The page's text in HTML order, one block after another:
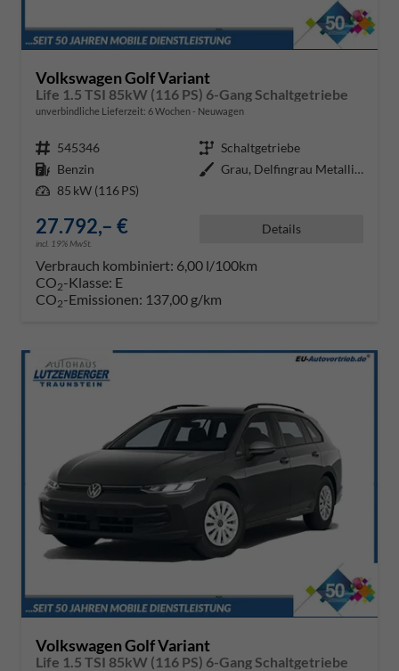
Volkswagen Golf Variant
Life 1.5 TSI 85kW (116 PS) 6-Gang Schaltgetriebe
unverbindliche Lieferzeit: 6 Wochen Neuwagen
Fahrzeugnr. 545346 Getriebe Schaltgetriebe
Kraftstoff Benzin Außenfarbe
Grau, Delfingrau Metallic (B0)
Leistung 85 kW (116 PS)
27.792,– €
incl. 19% MwSt.
Details
Verbrauch kombiniert: 6,00 l/100km
CO2-Klasse: E
CO2-Emissionen: 137,00 g/km
Volkswagen Golf Variant
Life 1.5 TSI 85kW (116 PS) 6-Gang Schaltgetriebe